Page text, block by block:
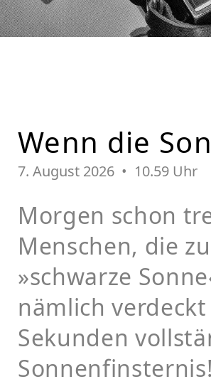
Wenn die
7. August 2026 • 10.59 Uhr
Morgen schon
Menschen, die
»schwarze
nämlich
Sekunden
Sonnenfinsternis!